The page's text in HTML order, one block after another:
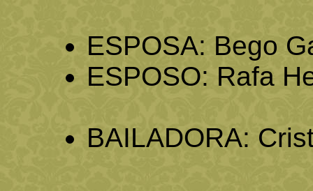
ESPOSA: Bego
ESPOSO: Rafa
BAILADORA: